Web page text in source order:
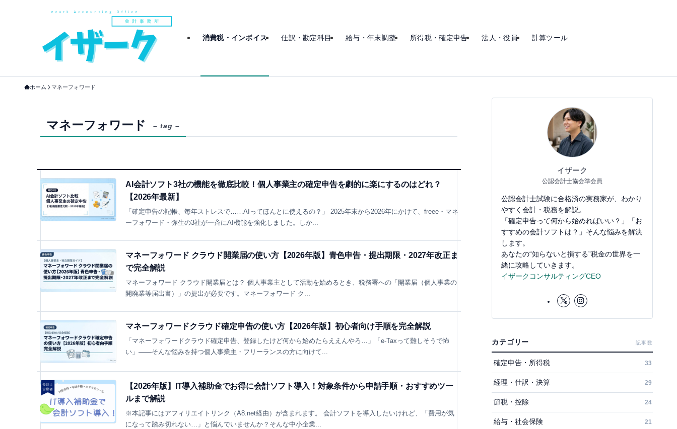
消費税・インボイス 仕訳・勘定科目 給与・年末調整 所得税・確定申告 法人・役員 計算ツール
ホーム マネーフォワード
マネーフォワード – tag –
AI会計ソフト3社の機能を徹底比較！個人事業主の確定申告を劇的に楽にするのはどれ？
【2026年最新】
「確定申告の記帳、毎年ストレスで……AIってほんとに使えるの？」 2025年末から2026年にかけて、freee・マネ
ーフォワード・弥生の3社が一斉にAI機能を強化しました。しか...
マネーフォワード クラウド開業届の使い方【2026年版】青色申告・提出期限・2027年改正ま
で完全解説
マネーフォワード クラウド開業届とは？ 個人事業主として活動を始めるとき、税務署への「開業届（個人事業の
開廃業等届出書）」の提出が必要です。マネーフォワード ク...
マネーフォワードクラウド確定申告の使い方【2026年版】初心者向け手順を完全解説
「マネーフォワードクラウド確定申告、登録したけど何から始めたらええんやろ…」「e-Taxって難しそうで怖
い」——そんな悩みを持つ個人事業主・フリーランスの方に向けて...
【2026年版】IT導入補助金でお得に会計ソフト導入！対象条件から申請手順・おすすめツー
ルまで解説
※本記事にはアフィリエイトリンク（A8.net経由）が含まれます。 会計ソフトを導入したいけれど、「費用が気
になって踏み切れない…」と悩んでいませんか？そんな中小企業...
イザーク
公認会計士協会準会員
公認会計士試験に合格済の実務家が、わかり
やすく会計・税務を解説。
「確定申告って何から始めればいい？」「お
すすめの会計ソフトは？」そんな悩みを解決
します。
あなたの“知らないと損する”税金の世界を一
緒に攻略していきます。
イザークコンサルティングCEO
カテゴリー 記事数
確定申告・所得税 33
経理・仕訳・決算 29
節税・控除 24
給与・社会保険 21